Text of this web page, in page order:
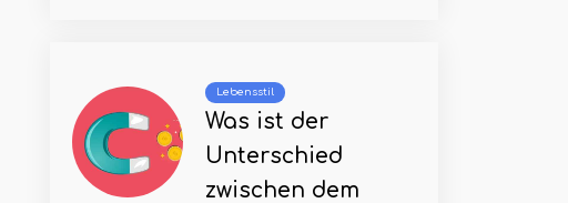
Lebensstil
Was ist der
Unterschied
zwischen dem